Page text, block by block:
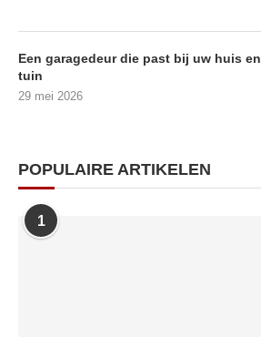
Een garagedeur die past bij uw huis en
tuin
29 mei 2026
POPULAIRE ARTIKELEN
1